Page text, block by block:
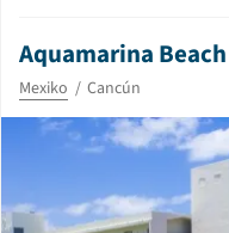
Aquamarina Beach
Mexiko Cancún